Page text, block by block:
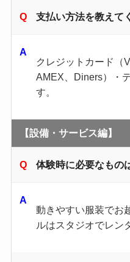
支払い方法を教えて
クレジットカード（
AMEX、Diners）・
す。
【設備・サービス編】
体験時に必要なもの
動きやすい服装でお
ルはスタジオでレン